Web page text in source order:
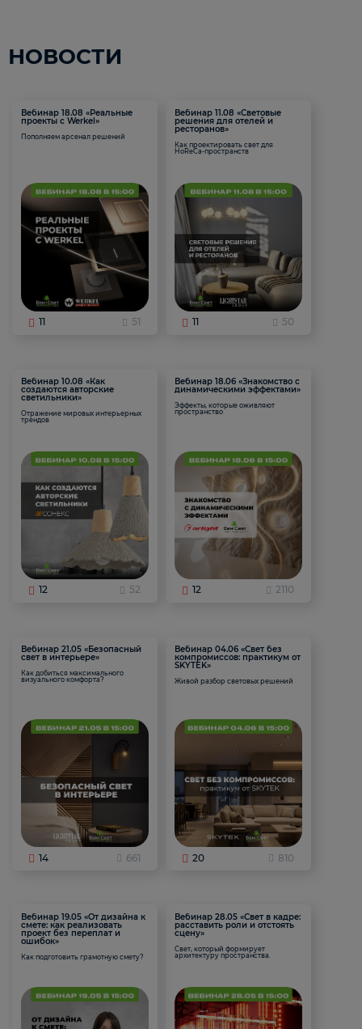
НОВОСТИ
Вебинар 18.08 «Реальные
проекты с Werkel»
Пополняем арсенал решений
11 51
Вебинар 11.08 «Световые
решения для отелей и
ресторанов»
Как проектировать свет для
HoReCa-пространств
11 50
Вебинар 10.08 «Как
создаются авторские
светильники»
Отражение мировых интерьерных
трендов
12 52
Вебинар 18.06 «Знакомство с
динамическими эффектами»
Эффекты, которые оживляют
пространство
12 2110
Вебинар 21.05 «Безопасный
свет в интерьере»
Как добиться максимального
визуального комфорта?
14 661
Вебинар 04.06 «Свет без
компромиссов: практикум от
SKYTEK»
Живой разбор световых решений
20 810
Вебинар 19.05 «От дизайна к
смете: как реализовать
проект без переплат и
ошибок»
Как подготовить грамотную смету?
Вебинар 28.05 «Свет в кадре:
расставить роли и отстоять
сцену»
Свет, который формирует
архитектуру пространства.